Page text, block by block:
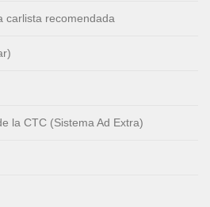
carlista recomendada
la CTC (Sistema Ad Extra)